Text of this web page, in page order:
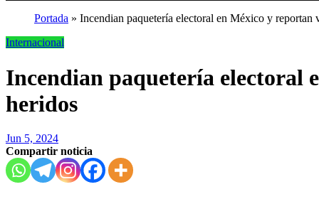
Portada » Incendian paquetería electoral en México y reportan
Internacional
Incendian paquetería electoral
heridos
Jun 5, 2024
Compartir noticia